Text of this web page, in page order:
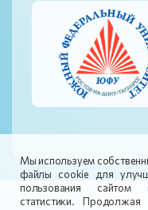
Мы используем
файлы cookie для
пользования сайтом
статистики. Продолжая